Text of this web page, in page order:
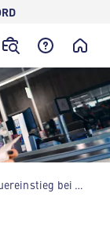
Dein Quereinstieg bei ALDI Nord